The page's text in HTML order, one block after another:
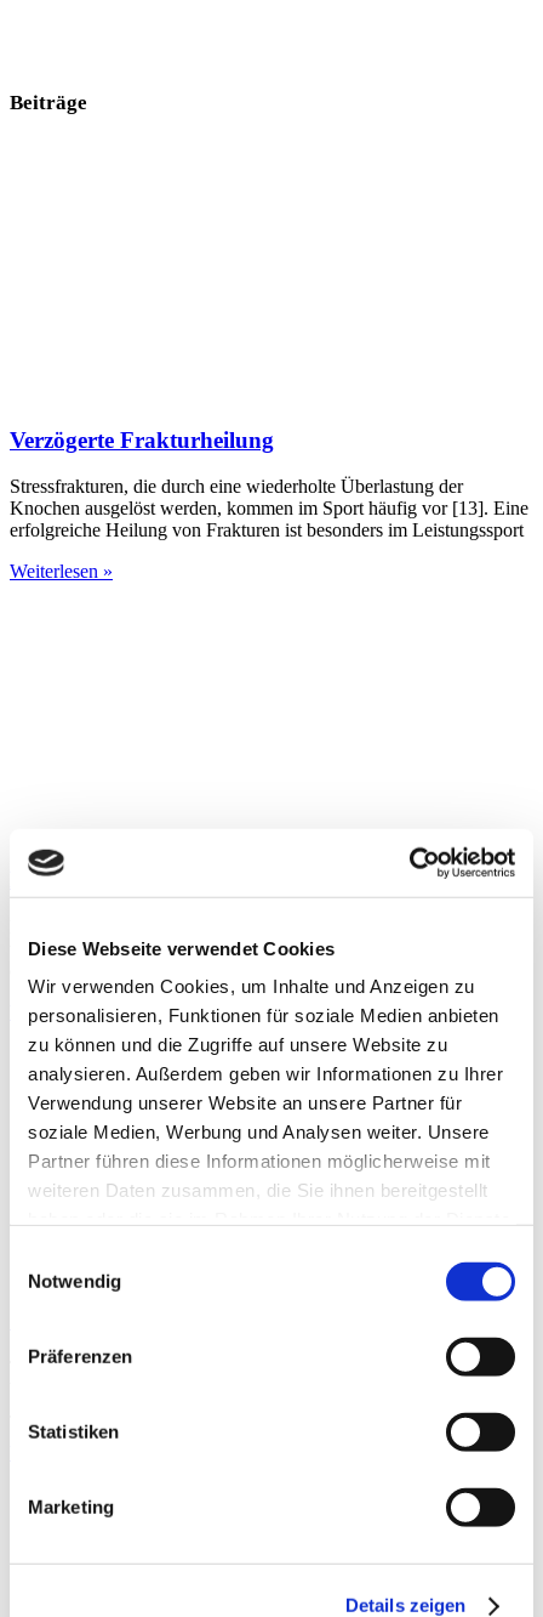
Diese Webseite verwendet Cookies
Wir verwenden Cookies, um Inhalte und Anzeigen zu
personalisieren, Funktionen für soziale Medien anbieten
zu können und die Zugriffe auf unsere Website zu
analysieren. Außerdem geben wir Informationen zu Ihrer
Verwendung unserer Website an unsere Partner für
soziale Medien, Werbung und Analysen weiter. Unsere
Partner führen diese Informationen möglicherweise mit
weiteren Daten zusammen, die Sie ihnen bereitgestellt
Notwendig
Präferenzen
Statistiken
Marketing
Details zeigen
Beiträge
Verzögerte Frakturheilung
Stressfrakturen, die durch eine wiederholte Überlastung der
Knochen ausgelöst werden, kommen im Sport häufig vor [13]. Eine
erfolgreiche Heilung von Frakturen ist besonders im Leistungssport
Weiterlesen »
Platelet-rich Plasma & Hyaluronan
treatment for over 30 years. Since a few years Platelet-rich Plasma
Weiterlesen »
The use of extracorporeal shock wave therapy for the treatment of